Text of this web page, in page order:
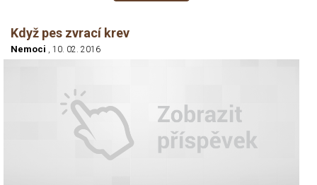
Když pes zvrací krev
Nemoci , 10. 02. 2016